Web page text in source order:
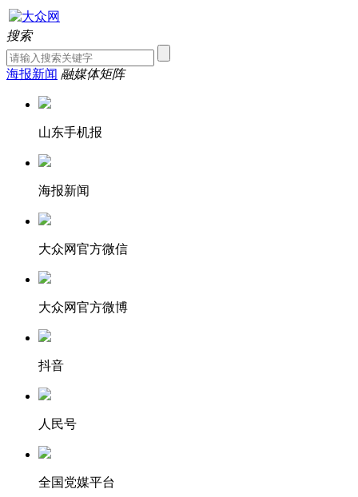
搜索
海报新闻 融媒体矩阵
山东手机报
海报新闻
大众网官方微信
大众网官方微博
抖音
人民号
全国党媒平台